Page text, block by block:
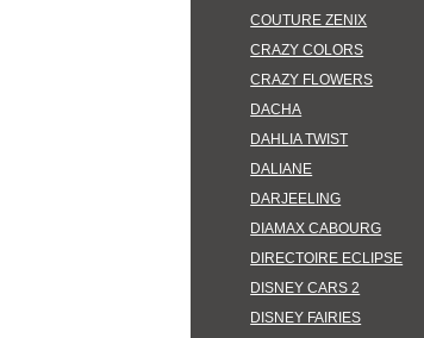
COUTURE ZENIX
CRAZY COLORS
CRAZY FLOWERS
DACHA
DAHLIA TWIST
DALIANE
DARJEELING
DIAMAX CABOURG
DIRECTOIRE ECLIPSE
DISNEY CARS 2
DISNEY FAIRIES